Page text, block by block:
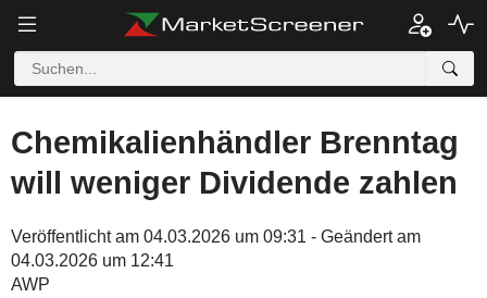
Chemikalienhändler Brenntag
will weniger Dividende zahlen
Veröffentlicht am 04.03.2026 um 09:31 - Geändert am
04.03.2026 um 12:41
AWP